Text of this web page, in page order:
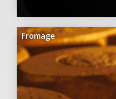
Fromage